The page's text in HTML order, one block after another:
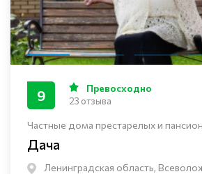
Частные дома престарелых и
Дача
Ленинградская область,
9 Превосходно
23 отзыва